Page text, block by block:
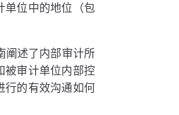
单位中的地位（包
阐述了内部审计所
被审计单位内部控
行的有效沟通如何